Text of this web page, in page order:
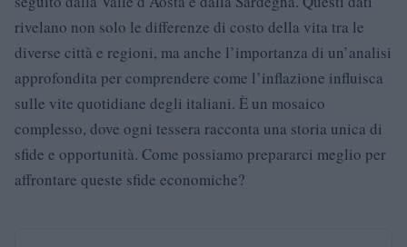
rivelano non solo le differenze di costo della vita tra le
diverse città e regioni, ma anche l’importanza di un’analisi
approfondita per comprendere come l’inflazione influisca
sulle vite quotidiane degli italiani. È un mosaico
complesso, dove ogni tessera racconta una storia unica di
sfide e opportunità. Come possiamo prepararci meglio per
affrontare queste sfide economiche?